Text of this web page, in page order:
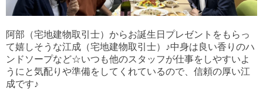
阿部（宅地建物取引士）からお誕生日プレゼントをもらっ
て嬉しそうな江成（宅地建物取引士）♪中身は良い香りのハ
ンドソープなど☆いつも他のスタッフが仕事をしやすいよ
うにと気配りや準備をしてくれているので、信頼の厚い江
成です♪